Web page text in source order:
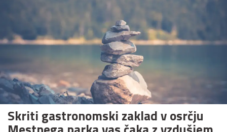
Skriti gastronomski zaklad v osrčju